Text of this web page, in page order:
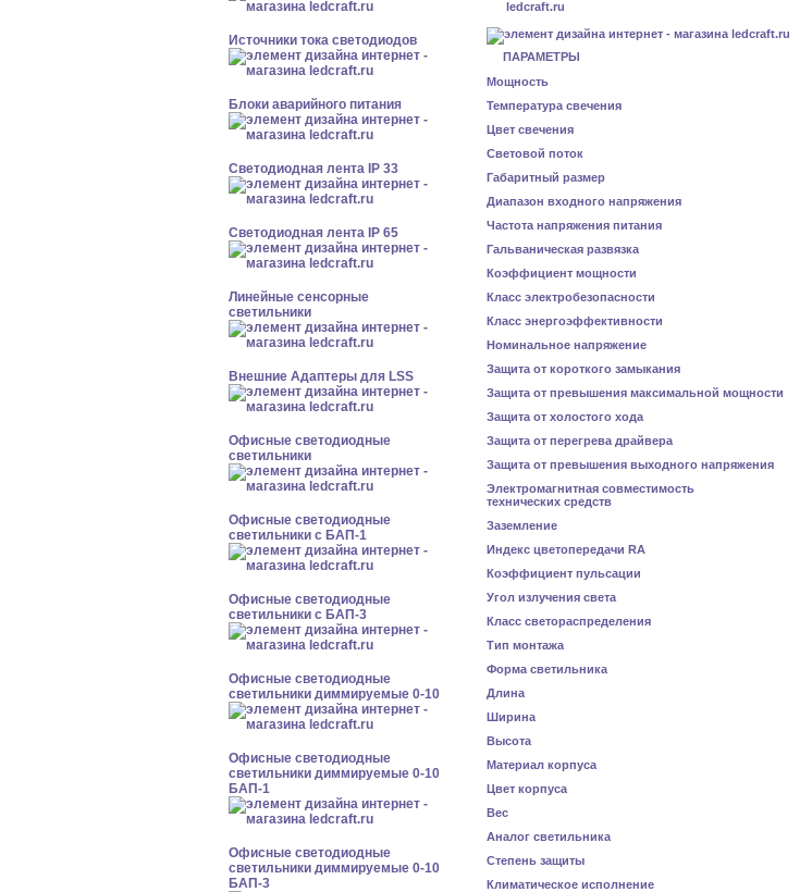
Источники тока светодиодов
Блоки аварийного питания
Светодиодная лента IP 33
Светодиодная лента IP 65
Линейные сенсорные
светильники
Внешние Адаптеры для LSS
Офисные светодиодные
светильники
Офисные светодиодные
светильники с БАП-1
Офисные светодиодные
светильники с БАП-3
Офисные светодиодные
светильники диммируемые 0-10
Офисные светодиодные
светильники диммируемые 0-10
БАП-1
Офисные светодиодные
светильники диммируемые 0-10
БАП-3
ПАРАМЕТРЫ
Мощность
Температура свечения
Цвет свечения
Световой поток
Габаритный размер
Диапазон входного напряжения
Частота напряжения питания
Гальваническая развязка
Коэффициент мощности
Класс электробезопасности
Класс энергоэффективности
Номинальное напряжение
Защита от короткого замыкания
Защита от превышения максимальной мощности
Защита от холостого хода
Защита от перегрева драйвера
Защита от превышения выходного напряжения
Электромагнитная совместимость
технических средств
Заземление
Индекс цветопередачи RA
Коэффициент пульсации
Угол излучения света
Класс светораспределения
Тип монтажа
Форма светильника
Длина
Ширина
Высота
Материал корпуса
Цвет корпуса
Вес
Аналог светильника
Степень защиты
Климатическое исполнение